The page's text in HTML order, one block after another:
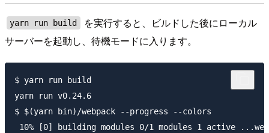
yarn run build
を実行すると、ビルドした後にローカル
サーバーを起動し、待機モードに入ります。
$ yarn run build
yarn run v0.24.6
$ $(yarn bin)/webpack --progress --colors
10% [0] building modules 0/1 modules 1 active